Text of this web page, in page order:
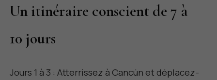
Un itinéraire conscient de 7 à
10 jours
Jours 1 à 3 : Atterrissez à Cancún et déplacez-